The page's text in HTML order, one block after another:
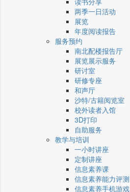
两季一日活动
展览
年度阅读报告
服务预约
南北配楼报告厅
展览展示服务
研讨室
研修专座
和声厅
沙特/古籍阅览室
校外读者入馆
3D打印
自助服务
教学与培训
一小时讲座
定制讲座
信息素养课
信息素养能力评测
信息素养手机游戏